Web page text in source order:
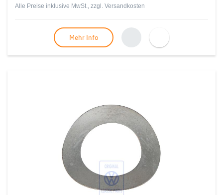
Alle Preise inklusive MwSt., zzgl. Versandkosten
Mehr Info